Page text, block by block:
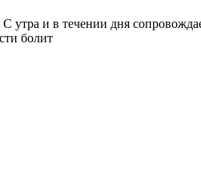
утра и в течении дня
болит